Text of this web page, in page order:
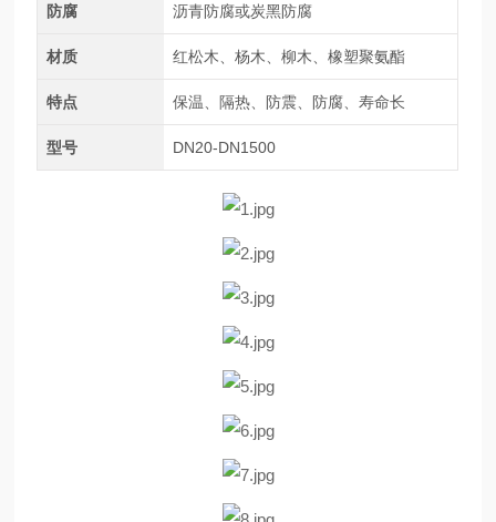
防腐 沥青防腐或炭黑防腐
材质 红松木、杨木、柳木、橡塑聚氨酯
特点 保温、隔热、防震、防腐、寿命长
型号 DN20-DN1500